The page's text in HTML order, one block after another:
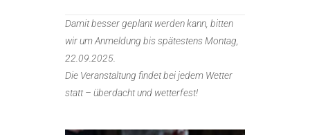
Damit besser geplant werden kann, bitten
wir um Anmeldung bis spätestens Montag,
22.09.2025.
Die Veranstaltung findet bei jedem Wetter
statt – überdacht und wetterfest!